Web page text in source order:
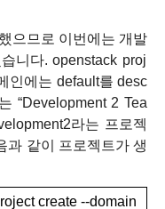
으므로 이번에는 개발
니다. openstack proj
인에는 default를 desc
“Development 2 Tea
라는 프로젝
과 같이 프로젝트가 생
create --domain